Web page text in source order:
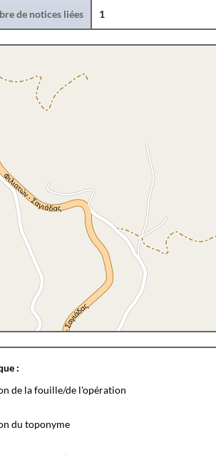
de notices liées 1
:
de la fouille/de l'opération
du toponyme